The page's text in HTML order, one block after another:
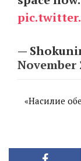
—
November
«Насилие